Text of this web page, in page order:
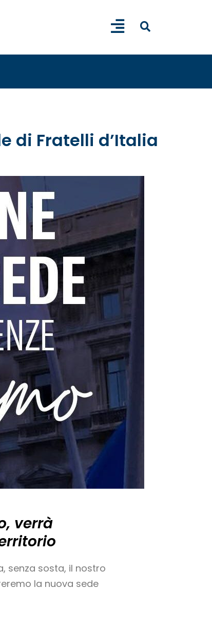
di Fratelli d’Italia
verrà
senza sosta, il nostro
la nuova sede